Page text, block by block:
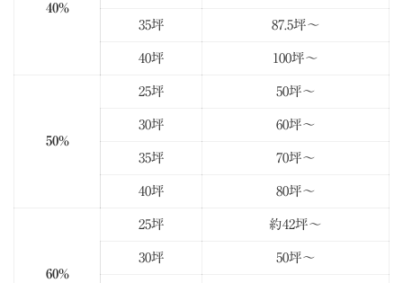
40%
35坪 87.5坪～
40坪 100坪～
50%
25坪 50坪～
30坪 60坪～
35坪 70坪～
40坪 80坪～
60%
25坪 約42坪～
30坪 50坪～